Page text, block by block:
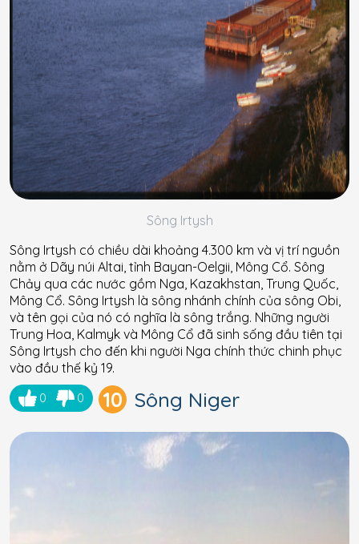
Sông Irtysh
Sông Irtysh có chiều dài khoảng 4.300 km và vị trí nguồn
nằm ở Dãy núi Altai, tỉnh Bayan-Oelgii, Mông Cổ. Sông
Chảy qua các nước gồm Nga, Kazakhstan, Trung Quốc,
Mông Cổ. Sông Irtysh là sông nhánh chính của sông Obi,
và tên gọi của nó có nghĩa là sông trắng. Những người
Trung Hoa, Kalmyk và Mông Cổ đã sinh sống đầu tiên tại
Sông Irtysh cho đến khi người Nga chính thức chinh phục
vào đầu thế kỷ 19.
0 0 10 Sông Niger